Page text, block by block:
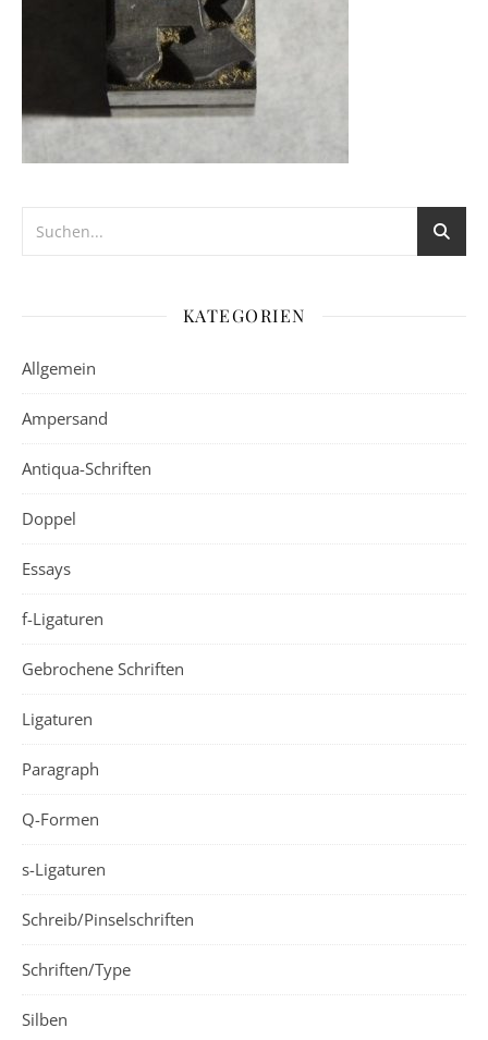
KATEGORIEN
Allgemein
Ampersand
Antiqua-Schriften
Doppel
Essays
f-Ligaturen
Gebrochene Schriften
Ligaturen
Paragraph
Q-Formen
s-Ligaturen
Schreib/Pinselschriften
Schriften/Type
Silben